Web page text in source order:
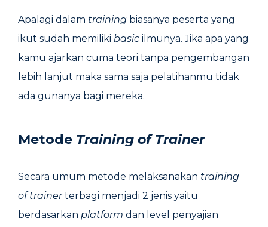
Apalagi dalam training biasanya peserta yang
ikut sudah memiliki basic ilmunya. Jika apa yang
kamu ajarkan cuma teori tanpa pengembangan
lebih lanjut maka sama saja pelatihanmu tidak
ada gunanya bagi mereka.
Metode Training of Trainer
Secara umum metode melaksanakan training
of trainerterbagi menjadi 2 jenis yaitu
berdasarkan platform dan level penyajian